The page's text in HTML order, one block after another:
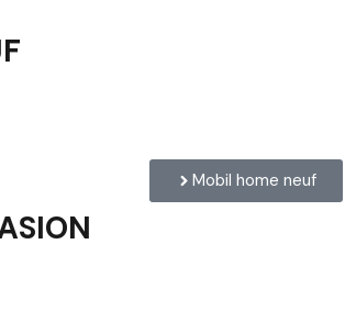
Mobil home neuf